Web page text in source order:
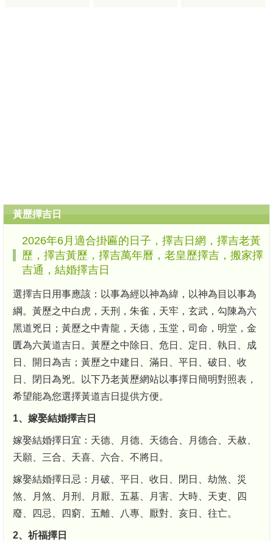
黃歷擇吉日
2026年6月適合掛匾的日子，擇吉日網，擇吉老黃
歷，擇吉黃歷，擇吉萬年曆，老皇歷擇吉，搬家擇
吉通，結婚擇吉日
選擇吉日用事應該：以事為經以神為緯，以神為目以事為
綱。黃歷之中白虎，天刑，朱雀，天牢，玄武，勾陳為六
黑道兇日；黃歷之中青龍，天德，玉堂，司命，明堂，金
匱為六黃道吉日。黃歷之中除日、危日、定日、執日、成
日、開日為吉；黃歷之中建日、滿日、平日、破日、收
日、閉日為兇。以下乃老黃歷網站以事擇日簡明對照表，
希望能為您選擇黃道吉日提供方便。
1、嫁娶結婚擇吉日
嫁娶結婚擇日宜：天德、月德、天德合、月德合、天赦、
天願、三合、天喜、六合、不將日。
嫁娶結婚擇日忌：月破、平日、收日、閉日、劫煞、災
煞、月煞、月刑、月厭、五墓、月害、大時、天吏、四
廢、四忌、四窮、五離、八專、厭對、亥日、往亡。
2、祈福擇日